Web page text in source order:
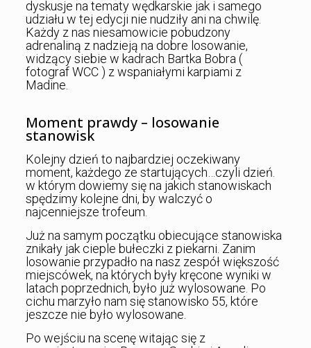
dyskusje na tematy wędkarskie jak i samego
udziału w tej edycji nie nudziły ani na chwilę.
Każdy z nas niesamowicie pobudzony
adrenaliną z nadzieją na dobre losowanie,
widzący siebie w kadrach Bartka Bobra (
fotograf WCC ) z wspaniałymi karpiami z
Madine.
Moment prawdy – losowanie
stanowisk
Kolejny dzień to najbardziej oczekiwany
moment, każdego ze startujących…czyli dzień.
w którym dowiemy się na jakich stanowiskach
spędzimy kolejne dni, by walczyć o
najcenniejsze trofeum.
Już na samym początku obiecujące stanowiska
znikały jak cieple bułeczki z piekarni. Zanim
losowanie przypadło na nasz zespół większość
miejscówek, na których były kręcone wyniki w
latach poprzednich, było już wylosowane. Po
cichu marzyło nam się stanowisko 55, które
jeszcze nie było wylosowane.
Po wejściu na scenę witając się z